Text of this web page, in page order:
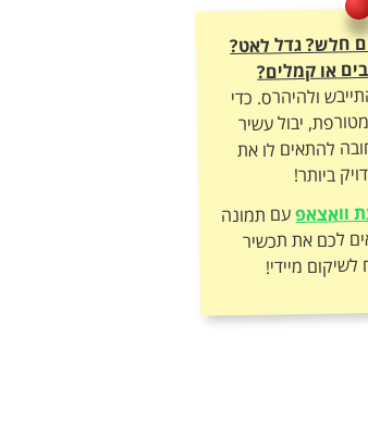
חלש? גדל לאט?
או קמלים?
ולהיהרס. כדי
יבול עשיר
להתאים לו את
ביותר!
וואצאפעם תמונה
של הצמח – ונתאים לכם את תכשיר
מיידי!